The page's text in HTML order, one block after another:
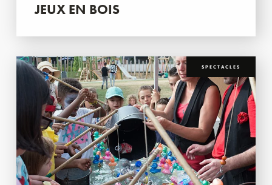
JEUX EN BOIS
SPECTACLES